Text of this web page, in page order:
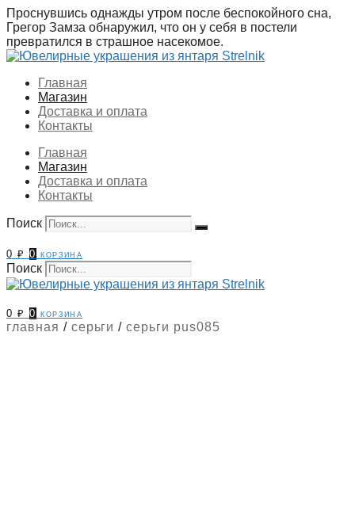
Перейти
к
содержимому
Проснувшись однажды утром после беспокойного сна,
Грегор Замза обнаружил, что он у себя в постели
превратился в страшное насекомое.
Главная
Магазин
Доставка и оплата
Контакты
Главная
Магазин
Доставка и оплата
Контакты
Поиск
0₽ 0 корзина
Поиск
0₽ 0 корзина
главная / серьги /серьги pus085